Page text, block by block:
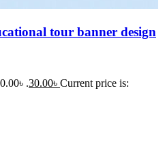
tour banner design
.30.00৳ Current price is: